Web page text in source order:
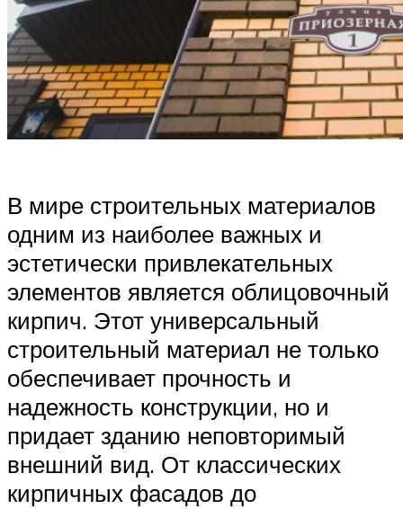
В мире строительных материалов
одним из наиболее важных и
эстетически привлекательных
элементов является облицовочный
кирпич. Этот универсальный
строительный материал не только
обеспечивает прочность и
надежность конструкции, но и
придает зданию неповторимый
внешний вид. От классических
кирпичных фасадов до